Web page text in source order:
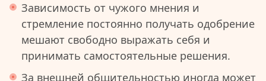
Зависимость от чужого мнения и
стремление постоянно получать одобрение
мешают свободно выражать себя и
принимать самостоятельные решения.
За внешней общительностью иногда может